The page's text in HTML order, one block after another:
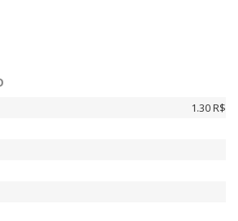
1.30 R$